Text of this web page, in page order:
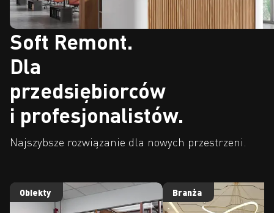
Soft Remont.
Dla
przedsiębiorców
i profesjonalistów.
Najszybsze rozwiązanie dla nowych przestrzeni.
Obiekty Branża